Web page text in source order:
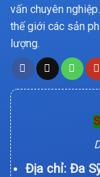
vấn chuyên
thế giới các sản
lượng.
Địa chỉ: Đa